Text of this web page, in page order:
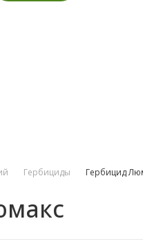
Гербициды Гербицид